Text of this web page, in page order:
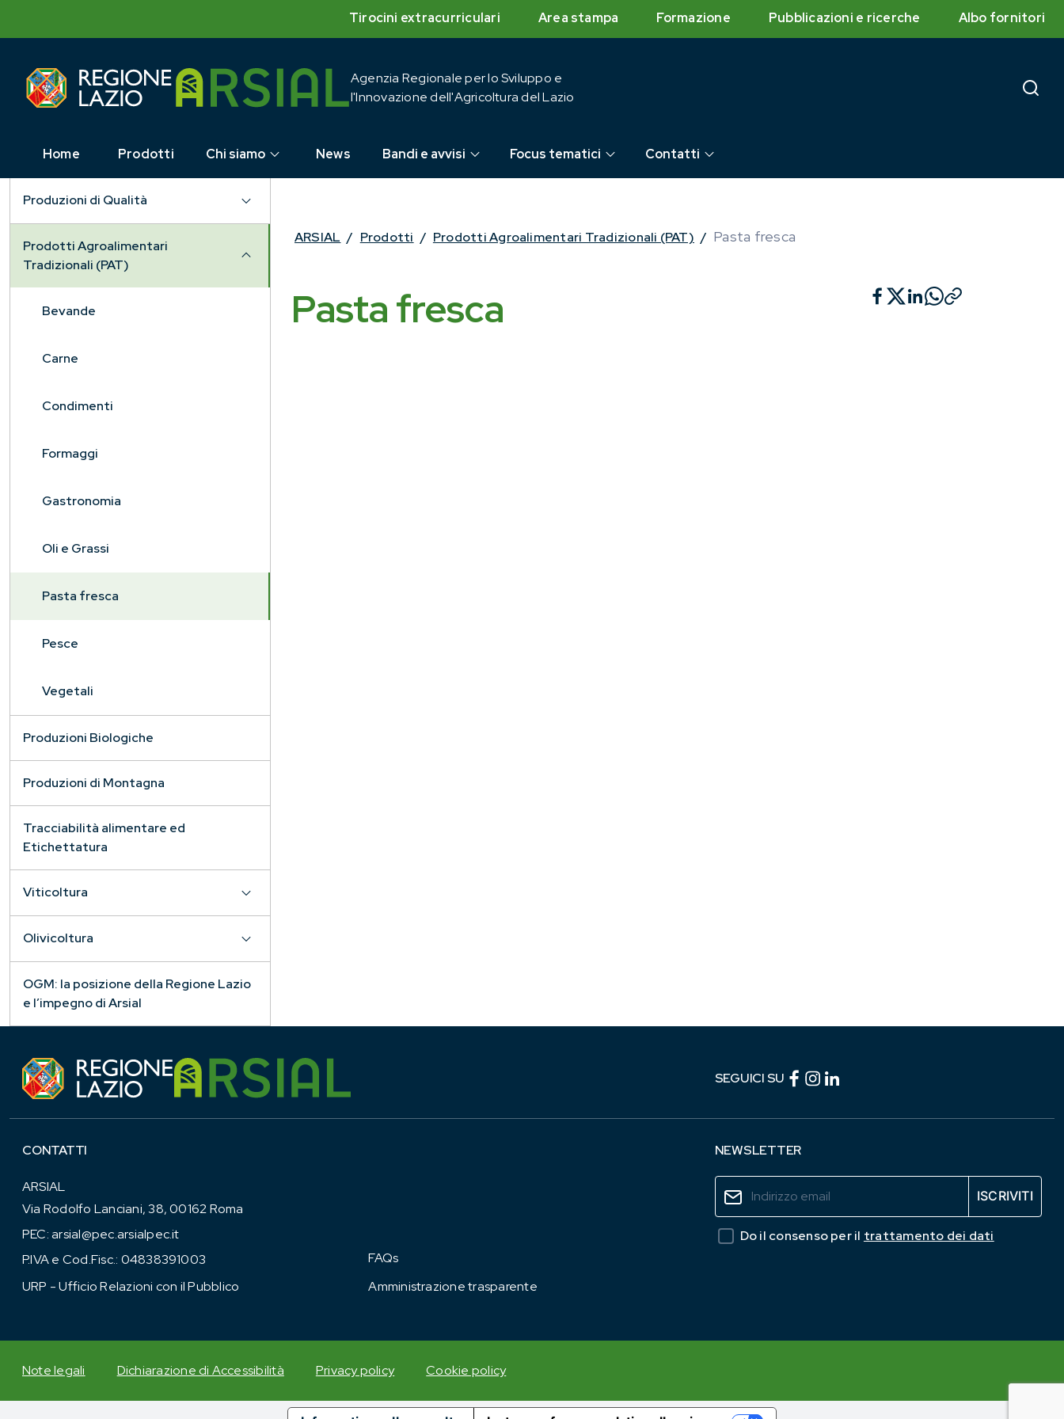
Tirocini extracurriculari Area stampa Formazione Pubblicazioni e ricerche Albo fornitori
Agenzia Regionale per lo Sviluppo e
l'Innovazione dell'Agricoltura del Lazio
Home Prodotti Chi siamo News Bandi e avvisi Focus tematici Contatti
Produzioni di Qualità
Prodotti Agroalimentari
Tradizionali (PAT)
Bevande
Carne
Condimenti
Formaggi
Gastronomia
Oli e Grassi
Pasta fresca
Pesce
Vegetali
Produzioni Biologiche
Produzioni di Montagna
Tracciabilità alimentare ed
Etichettatura
Viticoltura
Olivicoltura
OGM: la posizione della Regione Lazio
e l’impegno di Arsial
ARSIAL / Prodotti / Prodotti Agroalimentari Tradizionali (PAT) / Pasta fresca
Pasta fresca
SEGUICI SU Facebook (link esterno)
Instagram (link esterno)
CONTATTI
ARSIAL
Via Rodolfo Lanciani, 38, 00162 Roma
PEC:arsial@pec.arsialpec.it
P.IVA e Cod.Fisc.: 04838391003
URP - Ufficio Relazioni con il Pubblico
FAQs
Amministrazione trasparente
NEWSLETTER
Do il consenso per il trattamento dei dati
Note legali Dichiarazione di Accessibilità Privacy policy Cookie policy